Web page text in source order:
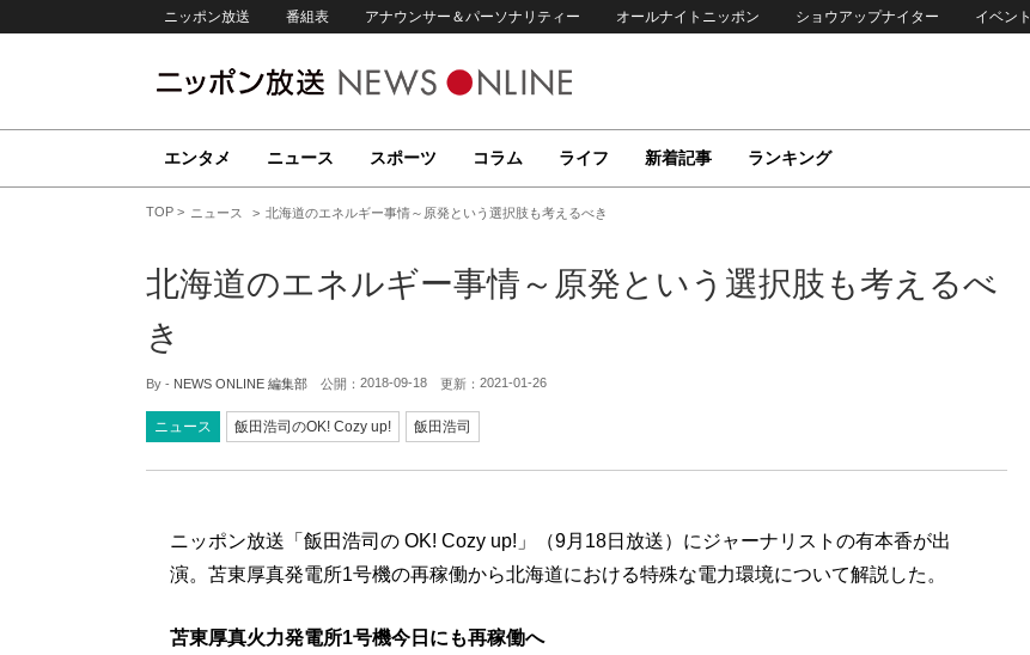
ニッポン放送 番組表 アナウンサー＆パーソナリティー オールナイトニッポン ショウアップナイター イベント
エンタメ ニュース スポーツ コラム ライフ 新着記事 ランキング
TOP ニュース 北海道のエネルギー事情～原発という選択肢も考えるべき
北海道のエネルギー事情～原発という選択肢も考えるべ
き
By - NEWS ONLINE 編集部 公開： 2018-09-18 更新： 2021-01-26
ニュース 飯田浩司のOK! Cozy up! 飯田浩司
ニッポン放送「飯田浩司の OK! Cozy up!」（9月18日放送）にジャーナリストの有本香が出
演。苫東厚真発電所1号機の再稼働から北海道における特殊な電力環境について解説した。
苫東厚真火力発電所1号機今日にも再稼働へ